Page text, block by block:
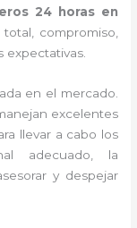
24 horas en
compromiso,
expectativas.
en el mercado.
anejan excelentes
llevar a cabo los
adecuado, la
y despejar